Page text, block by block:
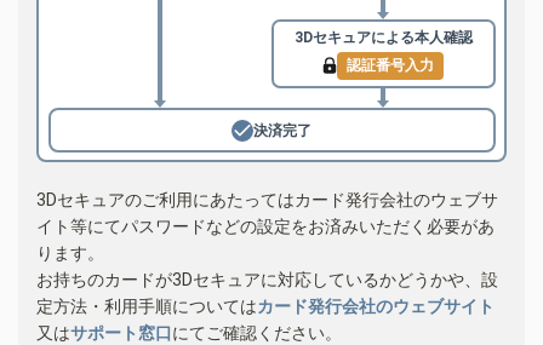
3Dセキュアによる本人確認
認証番号入力
決済完了
3Dセキュアのご利用にあたってはカード発行会社のウェブサ
イト等にてパスワードなどの設定をお済みいただく必要があ
ります。
お持ちのカードが3Dセキュアに対応しているかどうかや、設
定方法・利用手順についてはカード発行会社のウェブサイト
又はサポート窓口にてご確認ください。